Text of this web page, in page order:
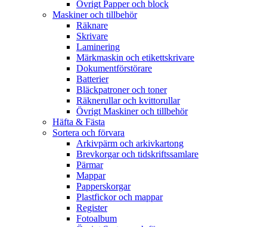
Övrigt Papper och block
Maskiner och tillbehör
Räknare
Skrivare
Laminering
Märkmaskin och etikettskrivare
Dokumentförstörare
Batterier
Bläckpatroner och toner
Räknerullar och kvittorullar
Övrigt Maskiner och tillbehör
Häfta & Fästa
Sortera och förvara
Arkivpärm och arkivkartong
Brevkorgar och tidskriftssamlare
Pärmar
Mappar
Papperskorgar
Plastfickor och mappar
Register
Fotoalbum